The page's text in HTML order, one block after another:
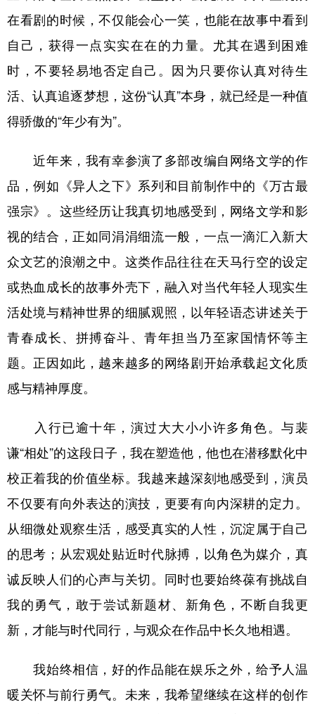
在看剧的时候，不仅能会心一笑，也能在故事中看到
自己，获得一点实实在在的力量。尤其在遇到困难
时，不要轻易地否定自己。因为只要你认真对待生
活、认真追逐梦想，这份“认真”本身，就已经是一种值
得骄傲的“年少有为”。
近年来，我有幸参演了多部改编自网络文学的作
品，例如《异人之下》系列和目前制作中的《万古最
强宗》。这些经历让我真切地感受到，网络文学和影
视的结合，正如同涓涓细流一般，一点一滴汇入新大
众文艺的浪潮之中。这类作品往往在天马行空的设定
或热血成长的故事外壳下，融入对当代年轻人现实生
活处境与精神世界的细腻观照，以年轻语态讲述关于
青春成长、拼搏奋斗、青年担当乃至家国情怀等主
题。正因如此，越来越多的网络剧开始承载起文化质
感与精神厚度。
入行已逾十年，演过大大小小许多角色。与裴
谦“相处”的这段日子，我在塑造他，他也在潜移默化中
校正着我的价值坐标。我越来越深刻地感受到，演员
不仅要有向外表达的演技，更要有向内深耕的定力。
从细微处观察生活，感受真实的人性，沉淀属于自己
的思考；从宏观处贴近时代脉搏，以角色为媒介，真
诚反映人们的心声与关切。同时也要始终葆有挑战自
我的勇气，敢于尝试新题材、新角色，不断自我更
新，才能与时代同行，与观众在作品中长久地相遇。
我始终相信，好的作品能在娱乐之外，给予人温
暖关怀与前行勇气。未来，我希望继续在这样的创作